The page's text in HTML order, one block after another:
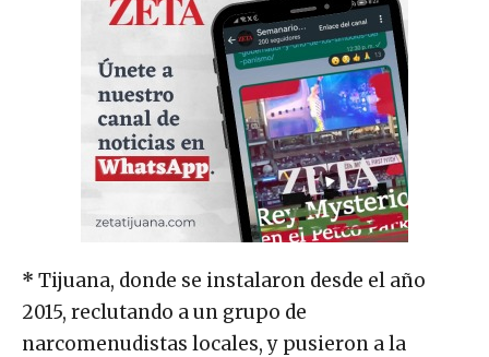
* Tijuana, donde se instalaron desde el año
2015, reclutando a un grupo de
narcomenudistas locales, y pusieron a la